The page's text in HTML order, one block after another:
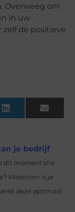
Overweeg om
in uw
zelf de positieve
LinkedInEmail
je bedrijf
dit moment alle
Misschien is je
deze optimaal